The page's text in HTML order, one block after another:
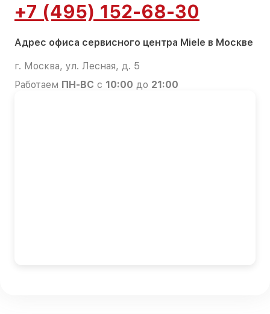
+7 (495) 152-68-30
Адрес офиса сервисного центра Miele в Москве
г. Москва, ул. Лесная, д. 5
Работаем ПН-ВС с 10:00 до 21:00